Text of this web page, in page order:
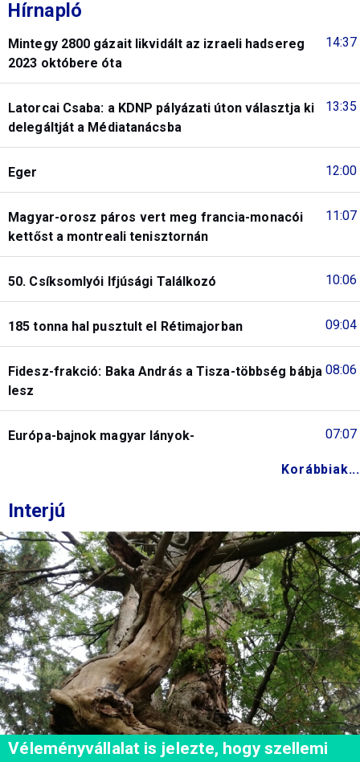
Hírnapló
14:37
Mintegy 2800 gázait likvidált az izraeli hadsereg
2023 októbere óta
13:35
Latorcai Csaba: a KDNP pályázati úton választja ki
delegáltját a Médiatanácsba
12:00
Eger
11:07
Magyar-orosz páros vert meg francia-monacói
kettőst a montreali tenisztornán
10:06
50. Csíksomlyói Ifjúsági Találkozó
09:04
185 tonna hal pusztult el Rétimajorban
08:06
Fidesz-frakció: Baka András a Tisza-többség bábja
lesz
07:07
Európa-bajnok magyar lányok-
Korábbiak...
Interjú
Véleményvállalat is jelezte, hogy szellemi